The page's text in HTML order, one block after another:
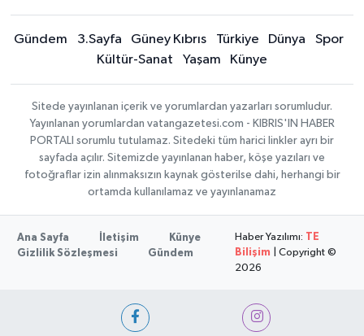
Gündem 3.Sayfa Güney Kıbrıs Türkiye Dünya
Spor
Kültür-Sanat
Yaşam Künye
Sitede yayınlanan içerik ve yorumlardan yazarları sorumludur.
Yayınlanan yorumlardan vatangazetesi.com - KIBRIS'IN HABER
PORTALI sorumlu tutulamaz. Sitedeki tüm harici linkler ayrı bir
sayfada açılır. Sitemizde yayınlanan haber, köşe yazıları ve
fotoğraflar izin alınmaksızın kaynak gösterilse dahi, herhangi bir
ortamda kullanılamaz ve yayınlanamaz
Ana Sayfa İletişim
Künye
Gizlilik Sözleşmesi
Gündem
Haber Yazılımı: TE
Bilişim | Copyright ©
2026